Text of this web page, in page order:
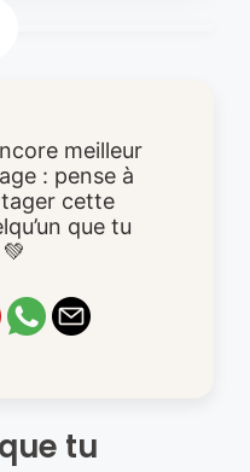
meilleur
: pense à
cette
que tu
tu